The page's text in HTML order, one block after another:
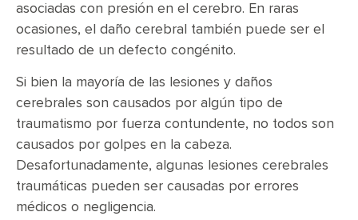
asociadas con presión en el cerebro. En raras
ocasiones, el daño cerebral también puede ser el
resultado de un defecto congénito.
Si bien la mayoría de las lesiones y daños
cerebrales son causados por algún tipo de
traumatismo por fuerza contundente, no todos son
causados por golpes en la cabeza.
Desafortunadamente, algunas lesiones cerebrales
traumáticas pueden ser causadas por errores
médicos o negligencia.